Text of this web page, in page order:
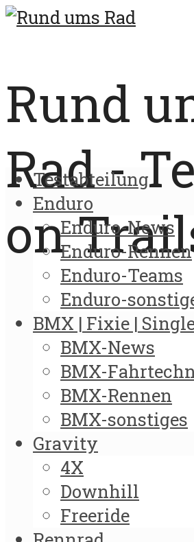
Rund
Rad -
on
Testabteilung
Enduro
Enduro-News
Enduro-Rennen
Enduro-Teams
Enduro-
BMX | Fixie |
BMX-News
BMX-
BMX-Rennen
BMX-sonstiges
Gravity
4X
Downhill
Freeride